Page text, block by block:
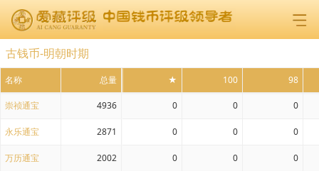
古钱币-明朝时期
名称 总量 ★ 100 98
崇祯通宝 4936 0 0 0
永乐通宝 2871 0 0 0
万历通宝 2002 0 0 0